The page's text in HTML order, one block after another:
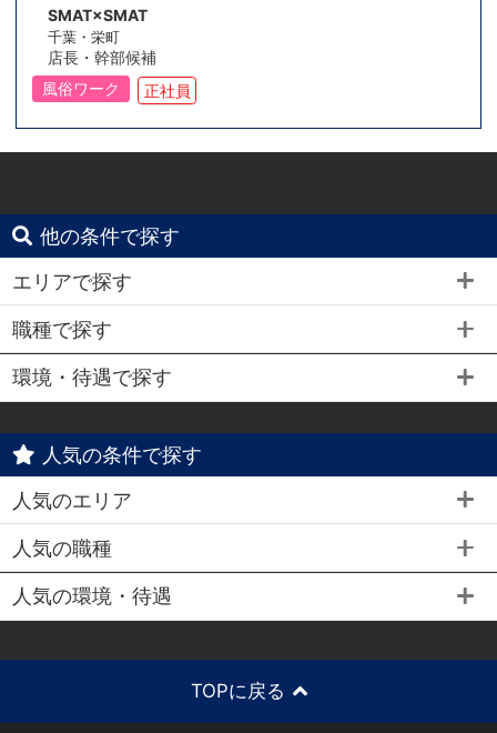
SMAT×SMAT
千葉・栄町
店長・幹部候補
風俗ワーク
正社員
他の条件で探す
エリアで探す
職種で探す
環境・待遇で探す
人気の条件で探す
人気のエリア
人気の職種
人気の環境・待遇
TOPに戻る